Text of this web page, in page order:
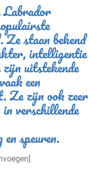
staan bekend
intelligentie
uitstekende
een
Ze zijn ook zeer
verschillende
speuren.